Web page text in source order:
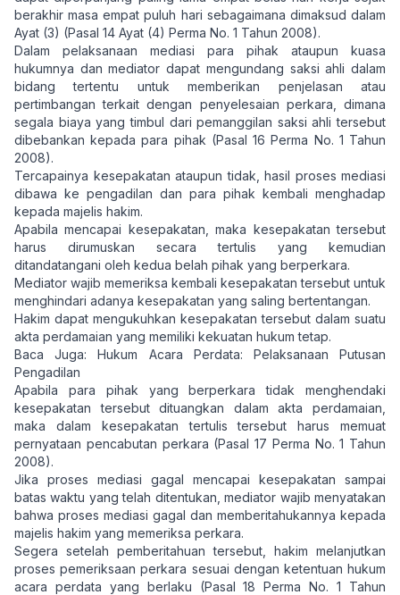
berakhir masa empat puluh hari sebagaimana dimaksud dalam
Ayat (3) (Pasal 14 Ayat (4) Perma No. 1 Tahun 2008).
Dalam pelaksanaan mediasi para pihak ataupun kuasa
hukumnya dan mediator dapat mengundang saksi ahli dalam
bidang tertentu untuk memberikan penjelasan atau
pertimbangan terkait dengan penyelesaian perkara, dimana
segala biaya yang timbul dari pemanggilan saksi ahli tersebut
dibebankan kepada para pihak (Pasal 16 Perma No. 1 Tahun
2008).
Tercapainya kesepakatan ataupun tidak, hasil proses mediasi
dibawa ke pengadilan dan para pihak kembali menghadap
kepada majelis hakim.
Apabila mencapai kesepakatan, maka kesepakatan tersebut
harus dirumuskan secara tertulis yang kemudian
ditandatangani oleh kedua belah pihak yang berperkara.
Mediator wajib memeriksa kembali kesepakatan tersebut untuk
menghindari adanya kesepakatan yang saling bertentangan.
Hakim dapat mengukuhkan kesepakatan tersebut dalam suatu
akta perdamaian yang memiliki kekuatan hukum tetap.
Baca Juga:Hukum Acara Perdata: Pelaksanaan Putusan
Pengadilan
Apabila para pihak yang berperkara tidak menghendaki
kesepakatan tersebut dituangkan dalam akta perdamaian,
maka dalam kesepakatan tertulis tersebut harus memuat
pernyataan pencabutan perkara (Pasal 17 Perma No. 1 Tahun
2008).
Jika proses mediasi gagal mencapai kesepakatan sampai
batas waktu yang telah ditentukan, mediator wajib menyatakan
bahwa proses mediasi gagal dan memberitahukannya kepada
majelis hakim yang memeriksa perkara.
Segera setelah pemberitahuan tersebut, hakim melanjutkan
proses pemeriksaan perkara sesuai dengan ketentuan hukum
acara perdata yang berlaku (Pasal 18 Perma No. 1 Tahun